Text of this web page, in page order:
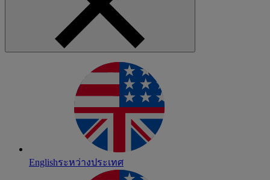
Englishระหว่างประเทศ